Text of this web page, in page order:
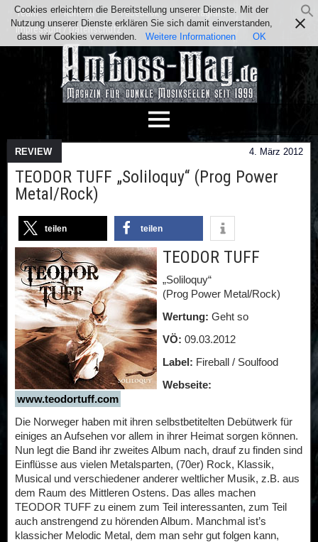
Team Kontakt Facebook
Instagram
Impressum / Datenschutz
REVIEW 4. März 2012
TEODOR TUFF „Soliloquy“ (Prog Power
Metal/Rock)
teilen teilen
TEODOR TUFF
„Soliloquy“
(Prog Power Metal/Rock)
Wertung: Geht so
VÖ: 09.03.2012
Label: Fireball / Soulfood
Webseite:
www.teodortuff.com
Die Norweger haben mit ihren selbstbetitelten Debütwerk für
einiges an Aufsehen vor allem in ihrer Heimat sorgen können.
Nun legt die Band ihr zweites Album nach, drauf zu finden sind
Einflüsse aus vielen Metalsparten, (70er) Rock, Klassik,
Musical und verschiedener anderer weltlicher Musik, z.B. aus
dem Raum des Mittleren Ostens. Das alles machen
TEODOR TUFF zu einem zum Teil interessanten, zum Teil
auch anstrengend zu hörenden Album. Manchmal ist’s
klassicher Melodic Metal, dem man sehr gut folgen kann,
Cookies erleichtern die Bereitstellung unserer Dienste. Mit der
Nutzung unserer Dienste erklären Sie sich damit einverstanden,
dass wir Cookies verwenden.
Weitere Informationen OK